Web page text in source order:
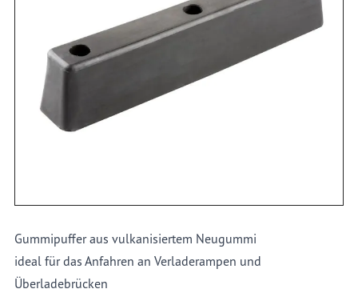
Gummipuffer / Rammpuffer aus hochwertigem
vulkanisiertem Neugummi
Gummipuffer aus vulkanisiertem Neugummi
ideal für das Anfahren an Verladerampen und
Überladebrücken